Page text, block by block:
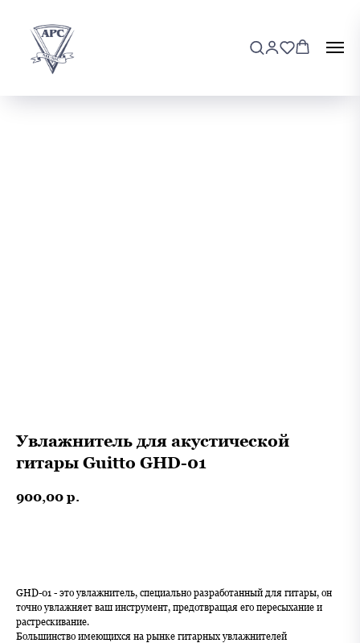
Увлажнитель для акустической
гитары Guitto GHD-01
900,00 р.
GHD-01 - это увлажнитель, специально разработанный для гитары, он
точно увлажняет ваш инструмент, предотвращая его пересыхание и
растрескивание.
Большинство имеющихся на рынке гитарных увлажнителей